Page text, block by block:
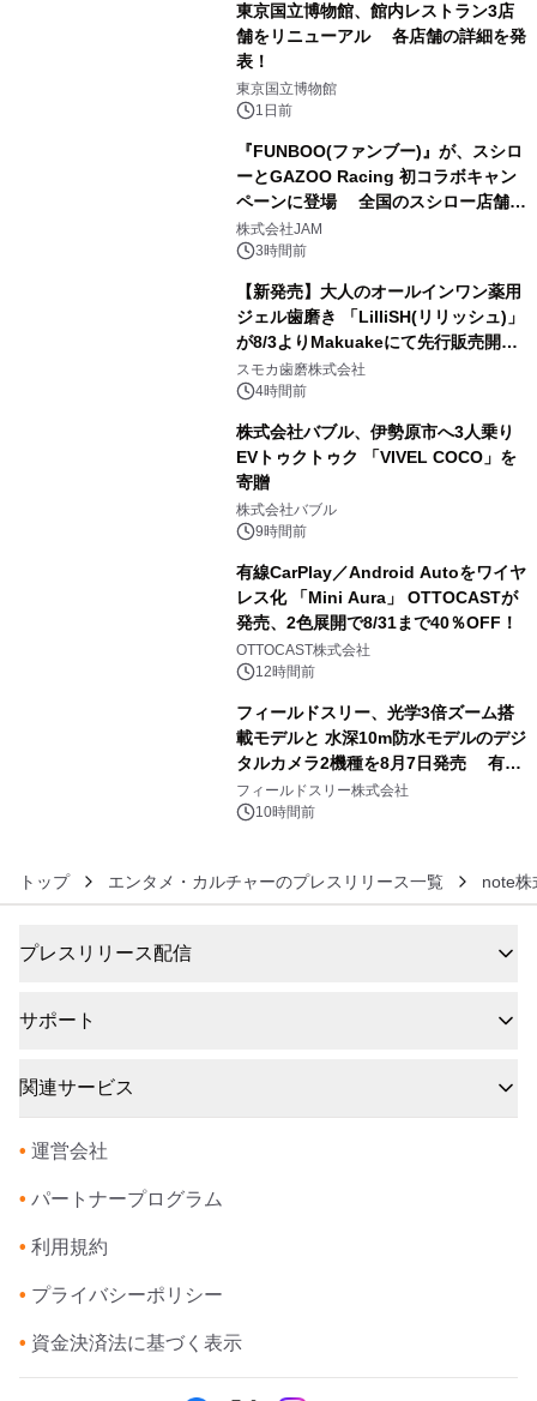
東京国立博物館、館内レストラン3店
舗をリニューアル 各店舗の詳細を発
表！
東京国立博物館
1日前
『FUNBOO(ファンブー)』が、スシロ
ーとGAZOO Racing 初コラボキャン
ペーンに登場 全国のスシロー店舗で
GR 4車種の FUNBOO(ミニカー)付き
メニューが展開されます
株式会社JAM
3時間前
【新発売】大人のオールインワン薬用
ジェル歯磨き 「LilliSH(リリッシュ)」
が8/3よりMakuakeにて先行販売開
始！
スモカ歯磨株式会社
4時間前
株式会社バブル、伊勢原市へ3人乗り
EVトゥクトゥク 「VIVEL COCO」を
寄贈
株式会社バブル
9時間前
有線CarPlay／Android Autoをワイヤ
レス化 「Mini Aura」 OTTOCASTが
発売、2色展開で8/31まで40％OFF！
OTTOCAST株式会社
12時間前
フィールドスリー、光学3倍ズーム搭
載モデルと 水深10m防水モデルのデジ
タルカメラ2機種を8月7日発売 有効
約1300万画素、用途別に選べるコンデ
ジ新登場
フィールドスリー株式会社
10時間前
トップ エンタメ・カルチャーのプレスリリース一覧 note株
プレスリリース配信
サポート
関連サービス
• 運営会社
• パートナープログラム
• 利用規約
• プライバシーポリシー
• 資金決済法に基づく表示